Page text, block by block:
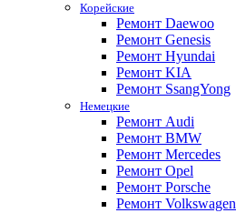
Корейские
Ремонт Daewoo
Ремонт Genesis
Ремонт Hyundai
Ремонт KIA
Ремонт SsangYong
Немецкие
Ремонт Audi
Ремонт BMW
Ремонт Mercedes
Ремонт Opel
Ремонт Porsche
Ремонт Volkswagen